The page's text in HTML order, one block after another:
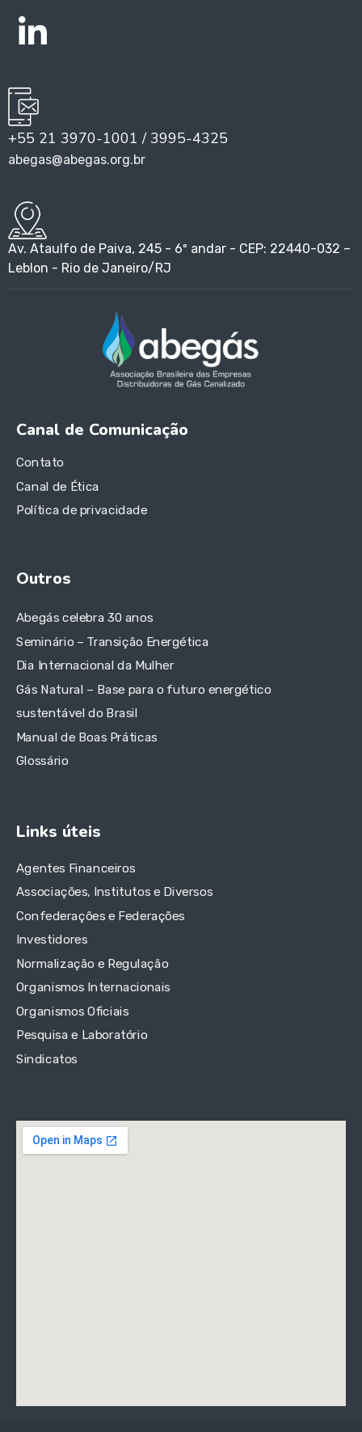
+55 21 3970-1001 / 3995-4325
abegas@abegas.org.br
Av. Ataulfo de Paiva, 245 - 6º andar - CEP: 22440-032 –
Leblon - Rio de Janeiro/RJ
Canal de Comunicação
Contato
Canal de Ética
Política de privacidade
Outros
Abegás celebra 30 anos
Seminário – Transição Energética
Dia Internacional da Mulher
Gás Natural – Base para o futuro energético
sustentável do Brasil
Manual de Boas Práticas
Glossário
Links úteis
Agentes Financeiros
Associações, Institutos e Diversos
Confederações e Federações
Investidores
Normalização e Regulação
Organismos Internacionais
Organismos Oficiais
Pesquisa e Laboratório
Sindicatos